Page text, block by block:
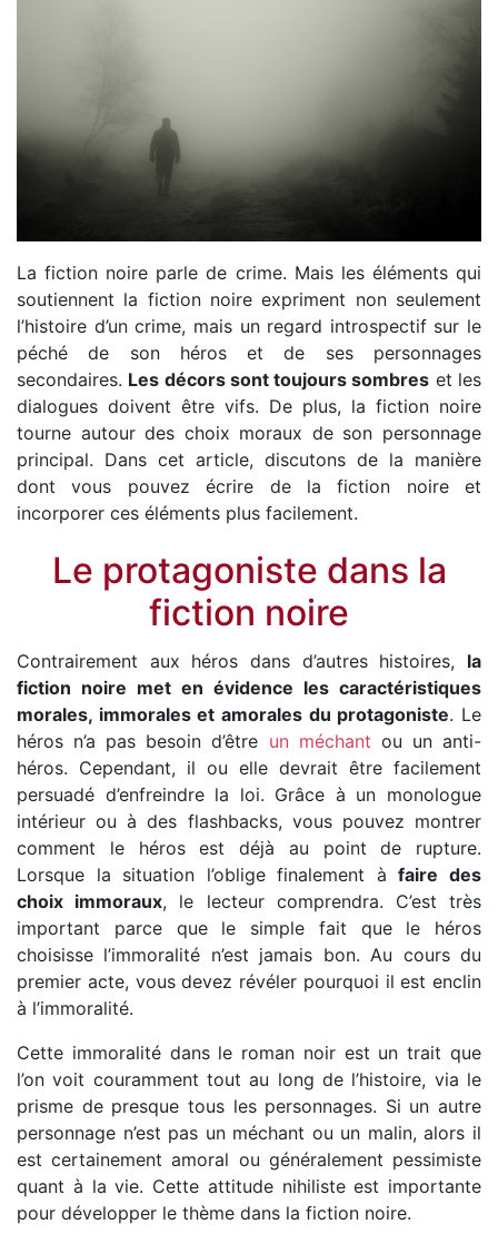
La fiction noire parle de crime. Mais les éléments qui
soutiennent la fiction noire expriment non seulement
l’histoire d’un crime, mais un regard introspectif sur le
péché de son héros et de ses personnages
secondaires. Les décors sont toujours sombres et les
dialogues doivent être vifs. De plus, la fiction noire
tourne autour des choix moraux de son personnage
principal. Dans cet article, discutons de la manière
dont vous pouvez écrire de la fiction noire et
incorporer ces éléments plus facilement.
Le protagoniste dans la
fiction noire
Contrairement aux héros dans d’autres histoires, la
fiction noire met en évidence les caractéristiques
morales, immorales et amorales du protagoniste. Le
héros n’a pas besoin d’être un méchant ou un anti-
héros. Cependant, il ou elle devrait être facilement
persuadé d’enfreindre la loi. Grâce à un monologue
intérieur ou à des flashbacks, vous pouvez montrer
comment le héros est déjà au point de rupture.
Lorsque la situation l’oblige finalement àfaire des
choix immoraux, le lecteur comprendra. C’est très
important parce que le simple fait que le héros
choisisse l’immoralité n’est jamais bon. Au cours du
premier acte, vous devez révéler pourquoi il est enclin
à l’immoralité.
Cette immoralité dans le roman noir est un trait que
l’on voit couramment tout au long de l’histoire, via le
prisme de presque tous les personnages. Si un autre
personnage n’est pas un méchant ou un malin, alors il
est certainement amoral ou généralement pessimiste
quant à la vie. Cette attitude nihiliste est importante
pour développer le thème dans la fiction noire.